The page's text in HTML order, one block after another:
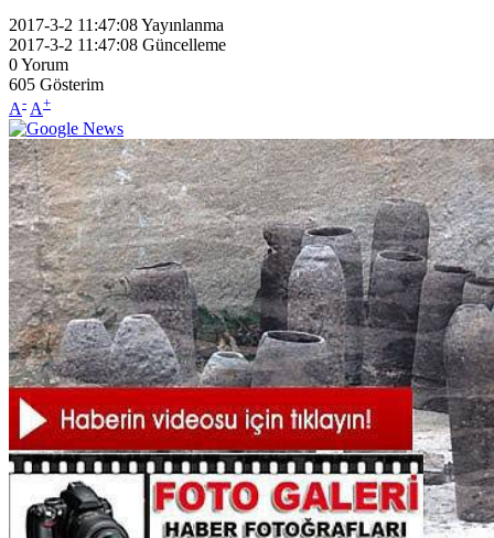
2017-3-2 11:47:08Yayınlanma
2017-3-2 11:47:08 Güncelleme
0Yorum
605 Gösterim
A- A+